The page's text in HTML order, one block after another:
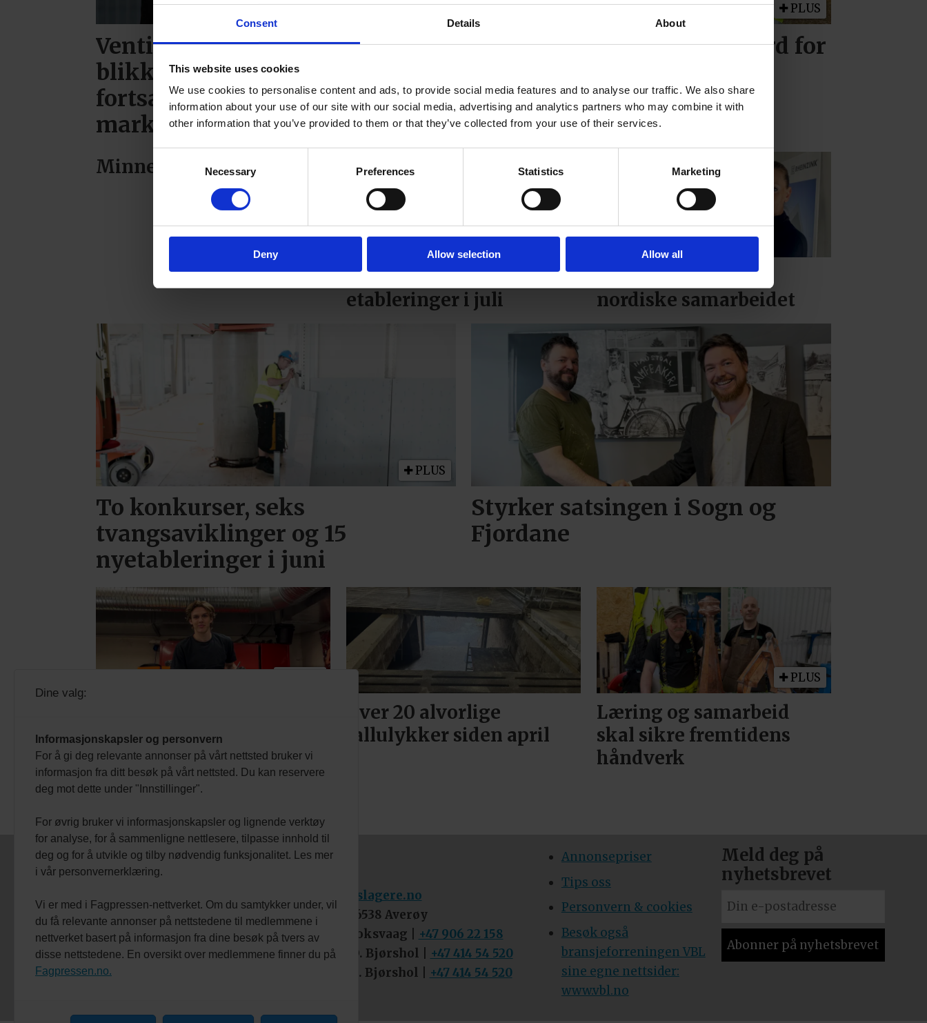
Consent Details About
This website uses cookies
We use cookies to personalise content and ads, to provide social media features and to analyse our traffic. We also share
information about your use of our site with our social media, advertising and analytics partners who may combine it with
other information that you’ve provided to them or that they’ve collected from your use of their services.
Selection
Necessary Preferences Statistics Marketing
Deny Allow selection Allow all
Ventilasjons- og
blikkenslagerbedriftene ser
fortsatt krevende
markedsutsikter
PLUS
Ønsker en nasjonal standard for
Minneord for Arne Olsen
PLUS
Én konkurs og seks
etableringer i juli
Hun skal styrke det
nordiske samarbeidet
PLUS
To konkurser, seks
tvangsaviklinger og 15
nyetableringer i juni
Styrker satsingen i Sogn og
Fjordane
ventilasjonsfaget
Over 20 alvorlige
fallulykker siden april
PLUS
Læring og samarbeid
skal sikre fremtidens
håndverk
VEST VIND MEDIA AS
post@blikkenslagere.no
Adresse: Postboks 33, 6538 Averøy
Redaktør: Oddbjørn Roksvaag |
+47 906 22 158
Annonsesalg: Cicilie Ø. Bjørshol |
+47 414 54 520
Abonnement: Cicilie Ø. Bjørshol |
+47 414 54 520
Annonsepriser
Tips oss
Personvern & cookies
Besøk også
bransjeforreningen VBL
sine egne nettsider:
www.vbl.no
Meld deg på
nyhetsbrevet
Dine valg:
Informasjonskapsler og personvern
For å gi deg relevante annonser på vårt nettsted bruker vi
informasjon fra ditt besøk på vårt nettsted. Du kan reservere
deg mot dette under "Innstillinger".
For øvrig bruker vi informasjonskapsler og lignende verktøy
for analyse, for å sammenligne nettlesere, tilpasse innhold til
deg og for å utvikle og tilby nødvendig funksjonalitet. Les mer
i vår personvernerklæring.
Vi er med i Fagpressen-nettverket. Om du samtykker under, vil
du få relevante annonser på nettstedene til medlemmene i
nettverket basert på informasjon fra dine besøk på tvers av
disse nettstedene. En oversikt over medlemmene finner du på
Fagpressen.no.